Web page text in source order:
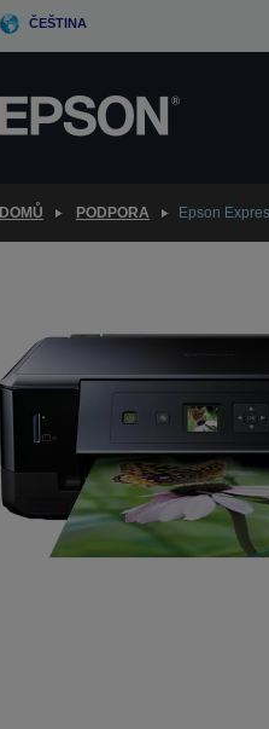
ČEŠTINA
DOMŮ PODPORA Epson